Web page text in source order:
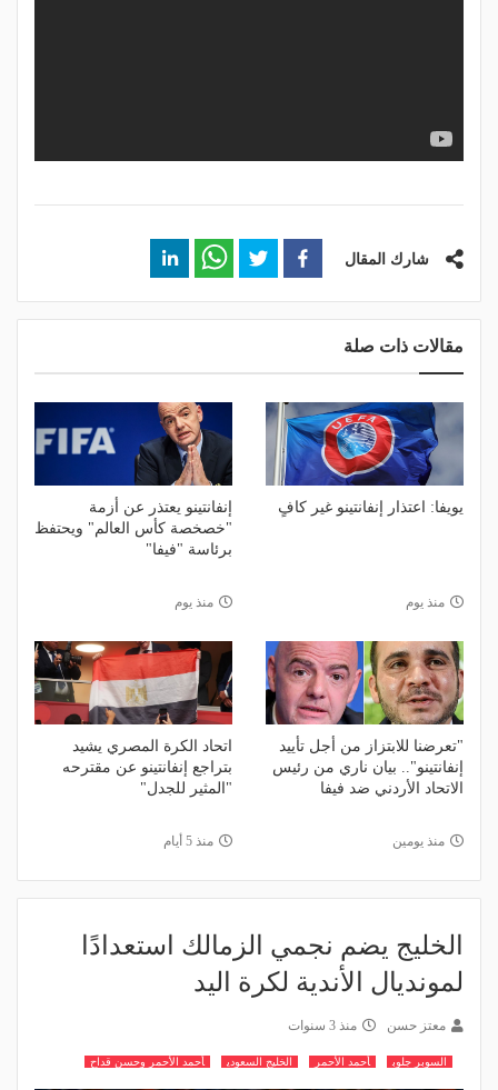
شارك المقال
مقالات ذات صلة
يويفا: اعتذار إنفانتينو غير كافٍ
منذ يوم
إنفانتينو يعتذر عن أزمة
"خصخصة كأس العالم" ويحتفظ
برئاسة "فيفا"
منذ يوم
"تعرضنا للابتزاز من أجل تأييد
إنفانتينو".. بيان ناري من رئيس
الاتحاد الأردني ضد فيفا
منذ يومين
اتحاد الكرة المصري يشيد
بتراجع إنفانتينو عن مقترحه
"المثير للجدل"
منذ 5 أيام
الخليج يضم نجمي الزمالك استعدادًا
لمونديال الأندية لكرة اليد
معتز حسن منذ 3 سنوات
السوبر جلوب أحمد الأحمر الخليج السعودي أحمد الأحمر وحسن قداح